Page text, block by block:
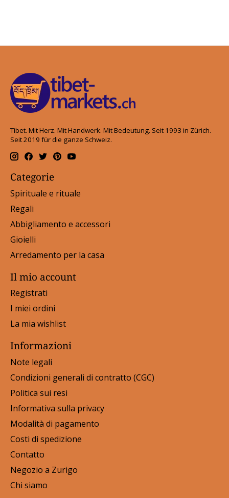
Tibet. Mit Herz. Mit Handwerk. Mit Bedeutung. Seit 1993 in Zürich.
Seit 2019 für die ganze Schweiz.
Categorie
Spirituale e rituale
Regali
Abbigliamento e accessori
Gioielli
Arredamento per la casa
Il mio account
Registrati
I miei ordini
La mia wishlist
Informazioni
Note legali
Condizioni generali di contratto (CGC)
Politica sui resi
Informativa sulla privacy
Modalità di pagamento
Costi di spedizione
Contatto
Negozio a Zurigo
Chi siamo